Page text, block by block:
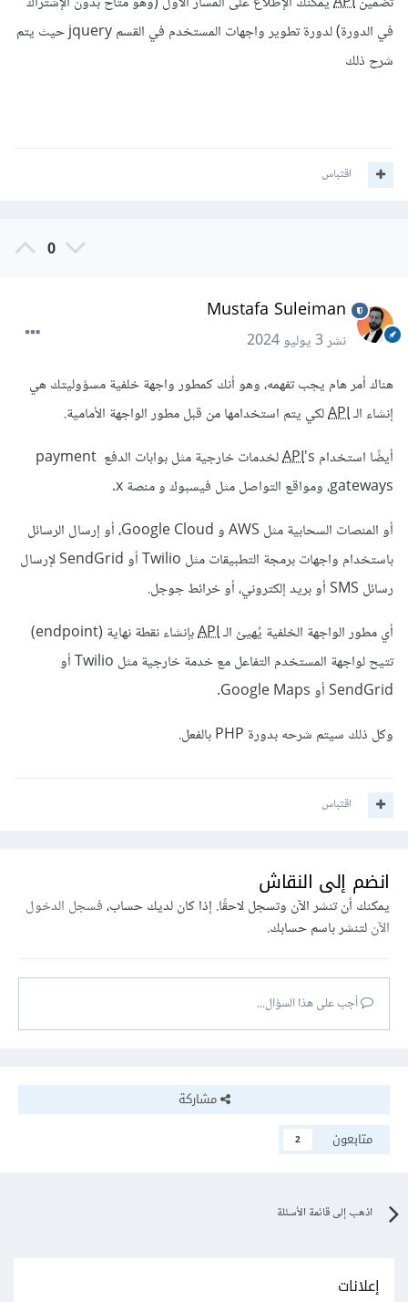
في الدورة) لدورة تطوير واجهات المستخدم في القسم jquery حيث يتم
شرح ذلك
اقتباس
0
Mustafa Suleiman
نشر3 يوليو 2024
هناك أمر هام يجب تفهمه، وهو أنك كمطور واجهة خلفية مسؤوليتك هي
إنشاء الـAPIلكي يتم استخدامها من قبل مطور الواجهة الأمامية.
أيضًا استخدام API
's لخدمات خارجية مثل بوابات الدفع payment
gateways، ومواقع التواصل مثل فيسبوك و منصة x.
أو المنصات السحابية مثل AWS و Google Cloud، أو إرسال الرسائل
باستخدام واجهات برمجة التطبيقات مثل Twilio أو SendGrid لإرسال
رسائل SMS أو بريد إلكتروني، أو خرائط جوجل.
أي مطور الواجهة الخلفية يُهيئ الـAPI
بإنشاء نقطة نهاية (endpoint)
تتيح لواجهة المستخدم التفاعل مع خدمة خارجية مثل Twilio أو
SendGrid أو Google Maps.
وكل ذلك سيتم شرحه بدورة PHP بالفعل.
اقتباس
انضم إلى النقاش
يمكنك أن تنشر الآن وتسجل لاحقًا. إذا كان لديك حساب،فسجل الدخول
الآنلتنشر باسم حسابك.
أجب على هذا السؤال...
مشاركة
متابعون
2
اذهب إلى قائمة الأسئلة
إعلانات